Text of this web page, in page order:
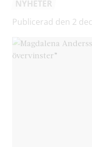
NYHETER
Publicerad den 2